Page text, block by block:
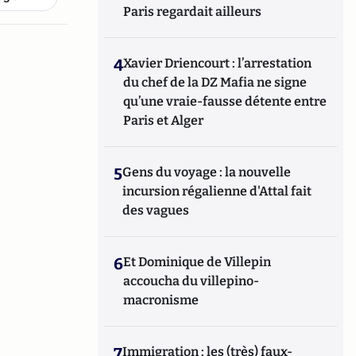
Paris regardait ailleurs
4Xavier Driencourt : l’arrestation
du chef de la DZ Mafia ne signe
qu’une vraie-fausse détente entre
Paris et Alger
5Gens du voyage : la nouvelle
incursion régalienne d'Attal fait
des vagues
6Et Dominique de Villepin
accoucha du villepino-
macronisme
Immigration : les (très) faux-